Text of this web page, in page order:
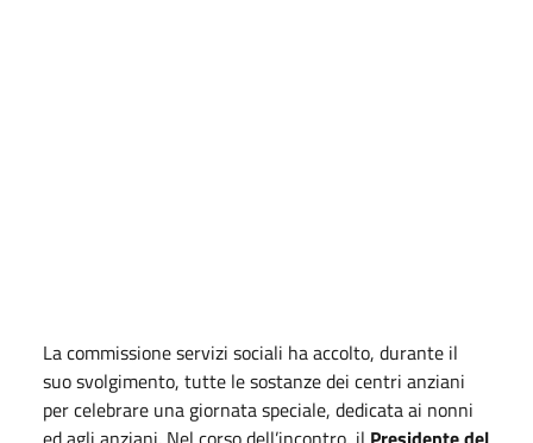
La commissione servizi sociali ha accolto, durante il
suo svolgimento, tutte le sostanze dei centri anziani
per celebrare una giornata speciale, dedicata ai nonni